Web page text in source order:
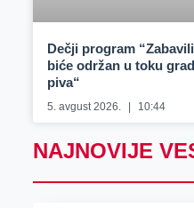
Dečji program
biće održan u toku
piva“
5. avgust 2026. 10:44
NAJNOVIJE